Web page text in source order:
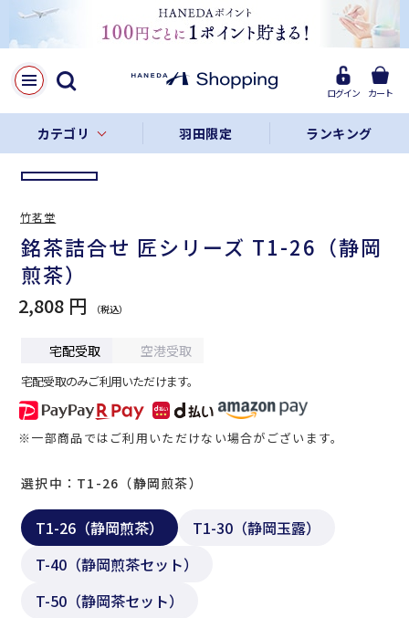
ログイン カート
カテゴリ 羽田限定 ランキング
LINE
Facebook
リンクをコピー
銘茶詰合せ 匠シリーズ T1-26（静岡
煎茶）
2,808 円
宅配受取 空港受取
宅配受取のみご利用いただけます。
※一部商品ではご利用いただけない場合がございます。
T1-26（静岡煎茶）
T1-30（静岡玉露）
T-40（静岡煎茶セット）
T-50（静岡茶セット）
選択中：T1-26（静岡煎茶）
竹茗堂